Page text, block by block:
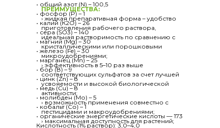
• общий азот (N) – 100,5
• фосфор (P) – 1
• калий (К2О) – 26
• сера (SО3) – 140
• магний (Mg) – 30
• железо (Fe) – 30
• марганец (Mn) – 25
• бор (В) – 9
• цинк (Zn) – 8
• медь (Cu) – 8
• молибден (Мо) – 5
• кобальт (Со) – 1
• органические энергетические кислоты — 173
Кислотность (1% раствор): 3,0–4,0
ПРЕИМУЩЕСТВА:
› жидкая препаративная форма – удобство
приготовления рабочего раствора,
идеальная растворимость по сравнению с
кристаллическими или порошковыми
микроудобрениями;
› эффективность в 5–10 раз выше
соответствующих сульфатов за счет лучшей
усвояемости и высокой биологической
активности;
› возможность применения совместно с
пестицидами и макроудобрениями;
› максимальная доступность для растений;